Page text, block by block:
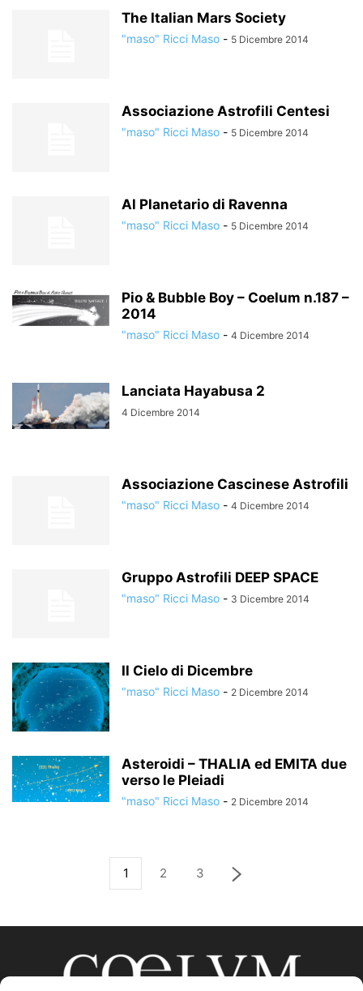
The Italian Mars Society
"maso" Ricci Maso - 5 Dicembre 2014
Associazione Astrofili Centesi
"maso" Ricci Maso - 5 Dicembre 2014
Al Planetario di Ravenna
"maso" Ricci Maso - 5 Dicembre 2014
Pio & Bubble Boy – Coelum n.187 –
2014
"maso" Ricci Maso - 4 Dicembre 2014
Lanciata Hayabusa 2
4 Dicembre 2014
Associazione Cascinese Astrofili
"maso" Ricci Maso - 4 Dicembre 2014
Gruppo Astrofili DEEP SPACE
"maso" Ricci Maso - 3 Dicembre 2014
Il Cielo di Dicembre
"maso" Ricci Maso - 2 Dicembre 2014
Asteroidi – THALIA ed EMITA due
verso le Pleiadi
"maso" Ricci Maso - 2 Dicembre 2014
1 2 3